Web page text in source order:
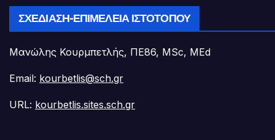
ΣΧΕΔΊΑΣΗ-ΕΠΙΜΈΛΕΙΑ ΙΣΤΟΤΌΠΟΥ
Μανώλης Κουρμπετλής, ΠΕ86, MSc, MEd
Email: kourbetlis@sch.gr
URL: kourbetlis.sites.sch.gr